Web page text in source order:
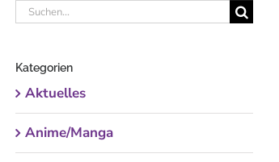
Suche
Kategorien
Aktuelles
Anime/Manga